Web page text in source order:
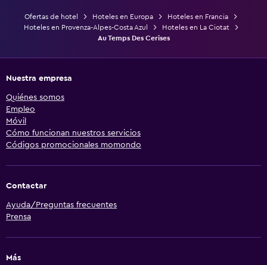
Ofertas de hotel Hoteles en Europa
Hoteles en Francia
Hoteles en Provenza-Alpes-Costa Azul
Hoteles en La Ciotat
Au Temps Des Cerises
Nuestra empresa
Quiénes somos
Empleo
Móvil
Cómo funcionan nuestros servicios
Códigos promocionales momondo
Contactar
Ayuda/Preguntas frecuentes
Prensa
Más